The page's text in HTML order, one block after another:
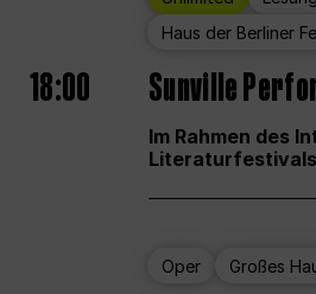
Haus der Berliner
18:00 Sunville
Im Rahmen des
Oper Großes